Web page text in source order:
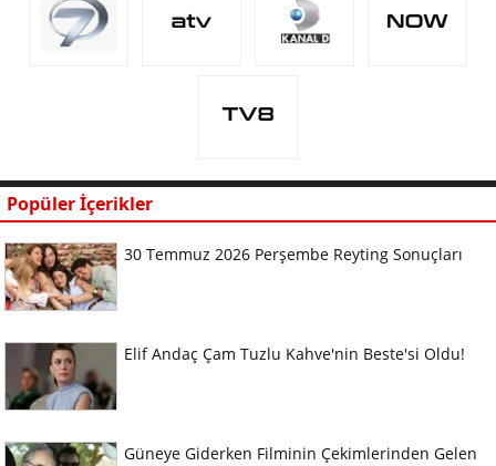
Popüler İçerikler
30 Temmuz 2026 Perşembe Reyting Sonuçları
Elif Andaç Çam Tuzlu Kahve'nin Beste'si Oldu!
Güneye Giderken Filminin Çekimlerinden Gelen